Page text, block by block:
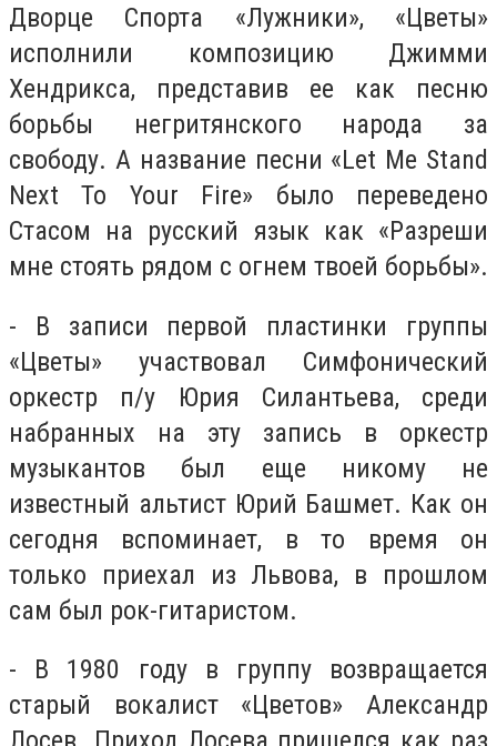
Дворце Спорта «Лужники», «Цветы»
исполнили композицию Джимми
Хендрикса, представив ее как песню
борьбы негритянского народа за
свободу. А название песни «Let Me Stand
Next To Your Fire» было переведено
Стасом на русский язык как «Разреши
мне стоять рядом с огнем твоей борьбы».
- В записи первой пластинки группы
«Цветы» участвовал Симфонический
оркестр п/у Юрия Силантьева, среди
набранных на эту запись в оркестр
музыкантов был еще никому не
известный альтист Юрий Башмет. Как он
сегодня вспоминает, в то время он
только приехал из Львова, в прошлом
сам был рок-гитаристом.
- В 1980 году в группу возвращается
старый вокалист «Цветов» Александр